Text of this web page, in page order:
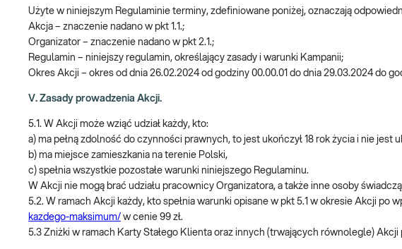
Użyte w niniejszym Regulaminie terminy, zdefiniowane poniżej, oznaczają
Akcja – znaczenie nadano w pkt 1.1.;
Organizator – znaczenie nadano w pkt 2.1.;
Regulamin – niniejszy regulamin, określający zasady i warunki Kampanii;
Okres Akcji – okres od dnia 26.02.2024 od godziny 00.00.01 do dnia 29.03.2024 do
V. Zasady prowadzenia Akcji.
5.1. W Akcji może wziąć udział każdy, kto:
a) ma pełną zdolność do czynności prawnych, to jest ukończył 18 rok życia i nie jest
b) ma miejsce zamieszkania na terenie Polski,
c) spełnia wszystkie pozostałe warunki niniejszego Regulaminu.
W Akcji nie mogą brać udziału pracownicy Organizatora, a także inne osoby
5.2. W ramach Akcji każdy, kto spełnia warunki opisane w pkt 5.1 w okresie Akcji po
kazdego-maksimum/ w cenie 99 zł.
5.3 Zniżki w ramach Karty Stałego Klienta oraz innych (trwających równolegle)